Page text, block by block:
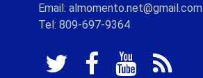
Email: almomento.net@gmail.com
Tel: 809-697-9364